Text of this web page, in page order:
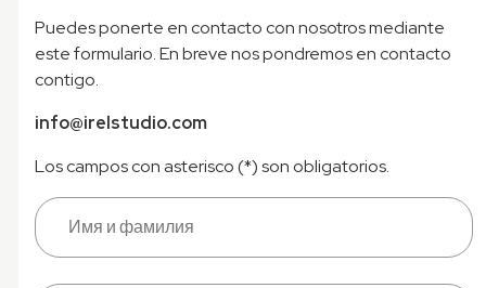
Puedes ponerte en contacto con nosotros mediante
este formulario. En breve nos pondremos en contacto
contigo.
info@irelstudio.com
Los campos con asterisco (*) son obligatorios.